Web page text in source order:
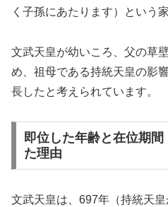
く子孫にあたります）という
文武天皇が幼いころ、父の草
め、祖母である持統天皇の影
長したと考えられています。
即位した年齢と在位期
た理由
文武天皇は、697年（持統天